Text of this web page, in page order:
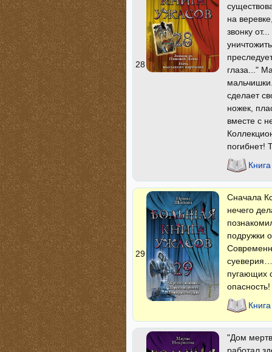
28
на
звонку
глаза..."
сделает
ножек,
вместе с
погибнет!
29
Сначала
нечего
подружки
пугающих
опасность!
"Дом
работал